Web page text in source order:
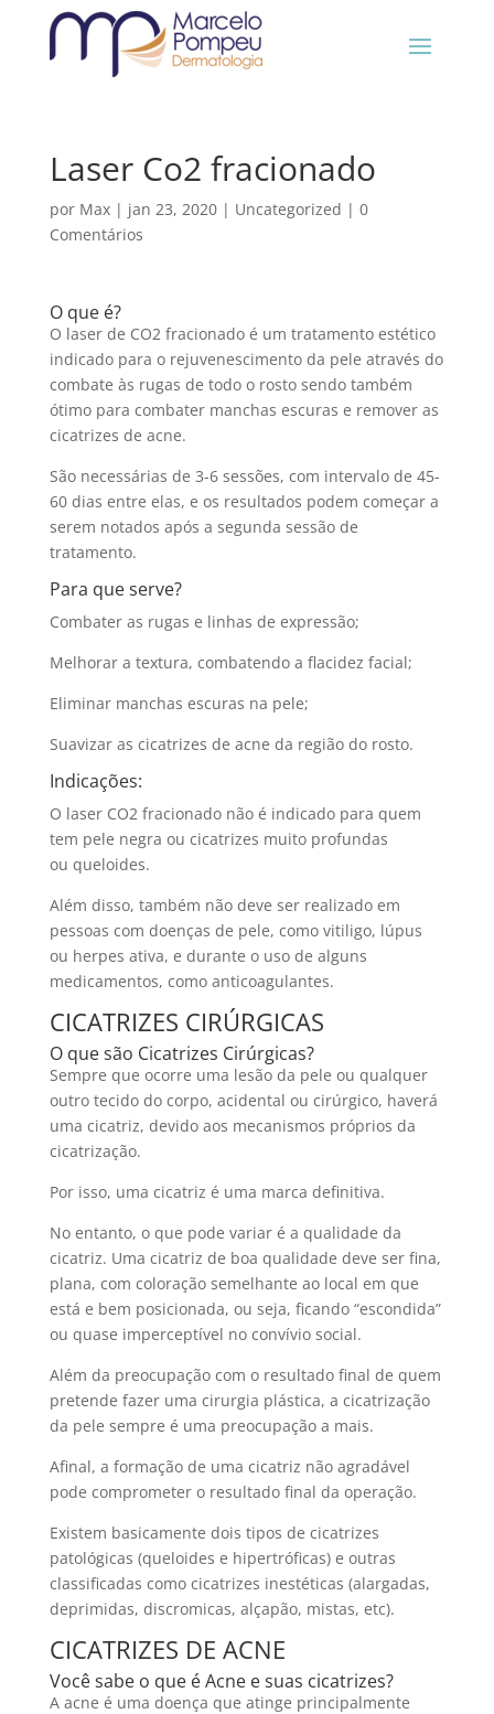
Laser Co2 fracionado
por Max| jan 23, 2020| Uncategorized | 0
Comentários
O que é?
O laser de CO2 fracionado é um tratamento estético
indicado para o rejuvenescimento da pele através do
combate às rugas de todo o rosto sendo também
ótimo para combater manchas escuras e remover as
cicatrizes de acne.
São necessárias de 3-6 sessões, com intervalo de 45-
60 dias entre elas, e os resultados podem começar a
serem notados após a segunda sessão de
tratamento.
Para que serve?
Combater as rugas e linhas de expressão;
Melhorar a textura, combatendo a flacidez facial;
Eliminar manchas escuras na pele;
Suavizar as cicatrizes de acne da região do rosto.
Indicações:
O laser CO2 fracionado não é indicado para quem
tem pele negra ou cicatrizes muito profundas
ou queloides.
Além disso, também não deve ser realizado em
pessoas com doenças de pele, como vitiligo, lúpus
ou herpes ativa, e durante o uso de alguns
medicamentos, como anticoagulantes.
CICATRIZES CIRÚRGICAS
O que são Cicatrizes Cirúrgicas?
Sempre que ocorre uma lesão da pele ou qualquer
outro tecido do corpo, acidental ou cirúrgico, haverá
uma cicatriz, devido aos mecanismos próprios da
cicatrização.
Por isso, uma cicatriz é uma marca definitiva.
No entanto, o que pode variar é a qualidade da
cicatriz. Uma cicatriz de boa qualidade deve ser fina,
plana, com coloração semelhante ao local em que
está e bem posicionada, ou seja, ficando “escondida”
ou quase imperceptível no convívio social.
Além da preocupação com o resultado final de quem
pretende fazer uma cirurgia plástica, a cicatrização
da pele sempre é uma preocupação a mais.
Afinal, a formação de uma cicatriz não agradável
pode comprometer o resultado final da operação.
Existem basicamente dois tipos de cicatrizes
patológicas (queloides e hipertróficas) e outras
classificadas como cicatrizes inestéticas (alargadas,
deprimidas, discromicas, alçapão, mistas, etc).
CICATRIZES DE ACNE
Você sabe o que é Acne e suas cicatrizes?
A acne é uma doença que atinge principalmente